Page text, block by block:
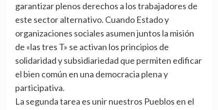
garantizar plenos derechos a los trabajadores de
este sector alternativo. Cuando Estado y
organizaciones sociales asumen juntos la misión
de «las tres T» se activan los principios de
solidaridad y subsidiariedad que permiten edificar
el bien común en una democracia plena y
participativa.
La segunda tarea es unir nuestros Pueblos en el